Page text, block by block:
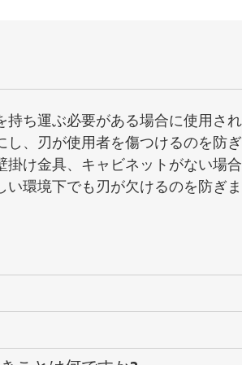
ち運ぶ必要がある場合に使用さ
、刃が使用者を傷つけるのを防
け金具、キャビネットがない場
環境下でも刃が欠けるのを防ぎま